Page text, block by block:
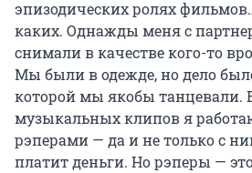
эпизодических ролях
каких. Однажды меня с
снимали в качестве кого-то
Мы были в одежде, но дело
которой мы якобы танцевали.
музыкальных клипов я
рэперами — да и не только с
платит деньги. Но рэперы —